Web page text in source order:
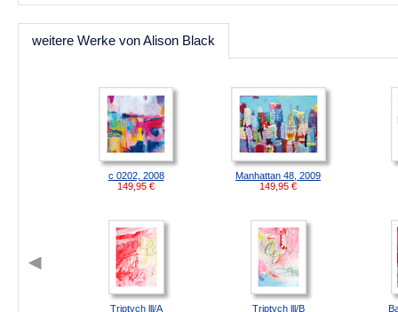
weitere Werke von Alison Black
c 0202, 2008
149,95 €
Manhattan 48, 2009
149,95 €
Triptych lll/A
Triptych lll/B